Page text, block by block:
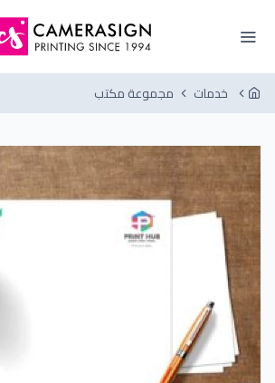
خدمات مجموعة مكتب